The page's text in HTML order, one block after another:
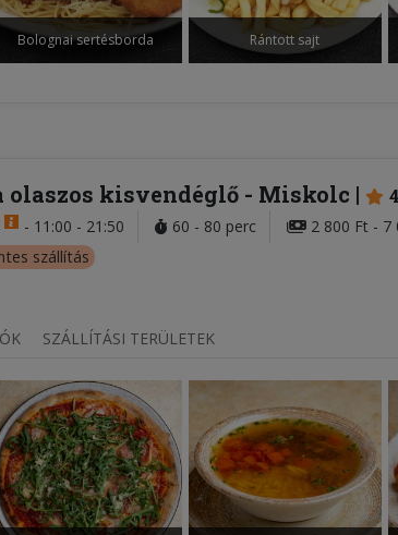
Bolognai sertésborda Rántott sajt
olaszos kisvendéglő - Miskolc
- 11:00 - 21:50 60 - 80 perc
2 800 Ft - 7
szállítás
SZÁLLÍTÁSI TERÜLETEK